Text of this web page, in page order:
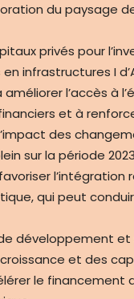
du paysage
privés pour
infrastructures I
améliorer l’accès à
et à
des
sur la période
l’intégration
qui peut
développement
et des
le